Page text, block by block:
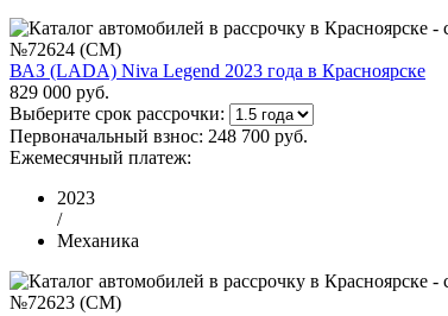
№72624 (CM)
ВАЗ (LADA) Niva Legend 2023 года в Красноярске
829 000 руб.
Выберите срок рассрочки:
Первоначальный взнос: 248 700 руб.
Ежемесячный платеж:
2023
/
Механика
№72623 (CM)